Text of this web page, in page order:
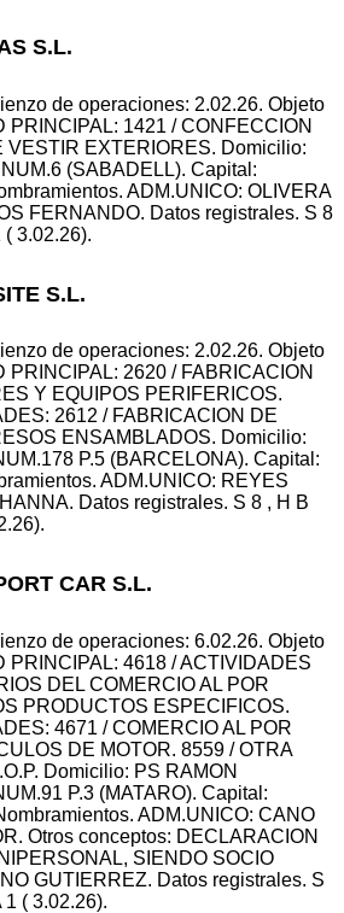
S.L.
de operaciones: 2.02.26. Objeto
PRINCIPAL: 1421 / CONFECCION
VESTIR EXTERIORES. Domicilio:
(SABADELL). Capital:
ADM.UNICO: OLIVERA
FERNANDO. Datos registrales. S 8
( 3.02.26).
S.L.
de operaciones: 2.02.26. Objeto
PRINCIPAL: 2620 / FABRICACION
Y EQUIPOS PERIFERICOS.
2612 / FABRICACION DE
ENSAMBLADOS. Domicilio:
P.5 (BARCELONA). Capital:
ADM.UNICO: REYES
Datos registrales. S 8 , H B
CAR S.L.
de operaciones: 6.02.26. Objeto
PRINCIPAL: 4618 / ACTIVIDADES
DEL COMERCIO AL POR
PRODUCTOS ESPECIFICOS.
4671 / COMERCIO AL POR
DE MOTOR. 8559 / OTRA
Domicilio: PS RAMON
P.3 (MATARO). Capital:
ADM.UNICO: CANO
Otros conceptos: DECLARACION
SIENDO SOCIO
GUTIERREZ. Datos registrales. S
( 3.02.26).